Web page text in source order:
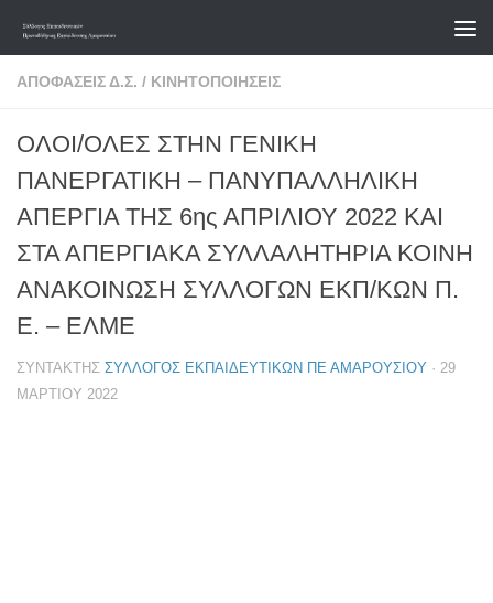
Skip to content
ΑΠΟΦΆΣΕΙΣ Δ.Σ. / ΚΙΝΗΤΟΠΟΙΉΣΕΙΣ
ΟΛΟΙ/ΟΛΕΣ ΣΤΗΝ ΓΕΝΙΚΗ
ΠΑΝΕΡΓΑΤΙΚΗ – ΠΑΝΥΠΑΛΛΗΛΙΚΗ
ΑΠΕΡΓΙΑ ΤΗΣ 6ης ΑΠΡΙΛΙΟΥ 2022 ΚΑΙ
ΣΤΑ ΑΠΕΡΓΙΑΚΑ ΣΥΛΛΑΛΗΤΗΡΙΑ ΚΟΙΝΗ
ΑΝΑΚΟΙΝΩΣΗ ΣΥΛΛΟΓΩΝ ΕΚΠ/ΚΩΝ Π.
Ε. – ΕΛΜΕ
ΣΥΝΤΆΚΤΗΣ ΣΎΛΛΟΓΟΣ ΕΚΠΑΙΔΕΥΤΙΚΏΝ ΠΕ ΑΜΑΡΟΥΣΊΟΥ · 29
ΜΑΡΤΊΟΥ 2022